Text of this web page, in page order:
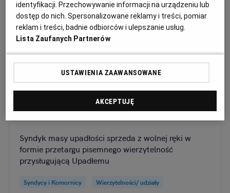
Syndyk informuje o sprzedaży z wolnej ręki
nieruchomości
Syndycy i Komornicy
Nieruchomości
Syndyk masy upadłości sprzeda z wolnej ręki w
formie przetargu pisemnego wierzytelność
przysługującą Upadłemu
Syndycy i Komornicy
Wierzytelności/ udziały
identyfikacji. Przechowywanie informacji na urządzeniu lub
dostęp do nich. Spersonalizowane reklamy i treści, pomiar
reklam i treści, badnie odbiorców i ulepszanie usług.
Lista Zaufanych Partnerów
USTAWIENIA ZAAWANSOWANE
AKCEPTUJĘ